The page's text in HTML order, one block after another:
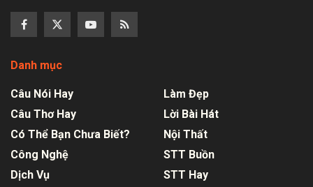
Danh mục
Câu Nói Hay
Câu Thơ Hay
Có Thể Bạn Chưa Biết?
Công Nghệ
Dịch Vụ
Làm Đẹp
Lời Bài Hát
Nội Thất
STT Buồn
STT Hay